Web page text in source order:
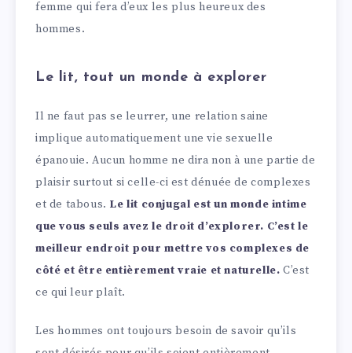
femme qui fera d’eux les plus heureux des
hommes.
Le lit, tout un monde à explorer
Il ne faut pas se leurrer, une relation saine
implique automatiquement une vie sexuelle
épanouie. Aucun homme ne dira non à une partie de
plaisir surtout si celle-ci est dénuée de complexes
et de tabous. Le lit conjugal est un monde intime
que vous seuls avez le droit d’explorer. C’est le
meilleur endroit pour mettre vos complexes de
côté et être entièrement vraie et naturelle. C’est
ce qui leur plaît.
Les hommes ont toujours besoin de savoir qu’ils